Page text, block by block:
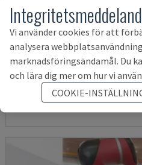
KR 210 R2700 EXTRA
KUKA - ROBOTARM
ITALIEN 2016
Vi använder cookies för att
analysera
marknadsföringsändamål. Du
och lära dig mer om hur vi
COOKIE-